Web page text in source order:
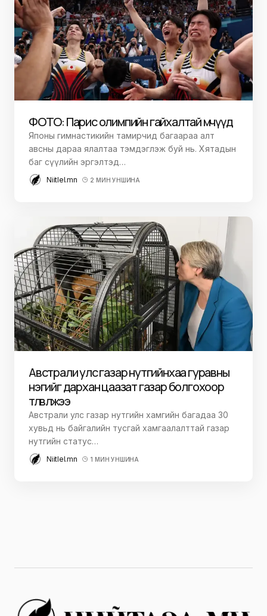
ФОТО: Парис олимпийн гайхалтай мөчүүд
Японы гимнастикийн тамирчид багаараа алт
авсны дараа ялалтаа тэмдэглэж буй нь. Хятадын
баг сүүлийн эргэлтэд…
Niitlel.mn 2 МИН УНШИНА
Австрали улс газар нутгийнхаа гуравны
нэгийг дархан цаазат газар болгохоор
төлөвлөжээ
Австрали улс газар нутгийн хамгийн багадаа 30
хувьд нь байгалийн тусгай хамгаалалттай газар
нутгийн статус…
Niitlel.mn 1 МИН УНШИНА